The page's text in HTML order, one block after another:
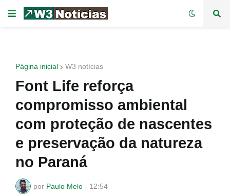
Página inicial W3 notícias
Font Life reforça
compromisso ambiental
com proteção de nascentes
e preservação da natureza
no Paraná
por Paulo Melo - 12:54